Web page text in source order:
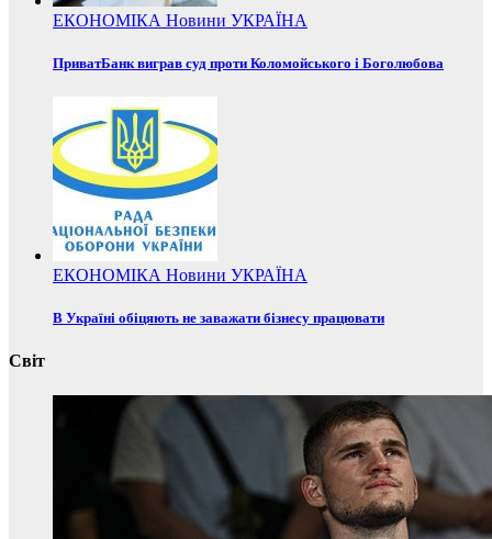
ЕКОНОМІКА Новини УКРАЇНА
ПриватБанк виграв суд проти Коломойського і Боголюбова
ЕКОНОМІКА Новини УКРАЇНА
В Україні обіцяють не заважати бізнесу працювати
Світ